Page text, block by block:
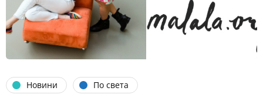
Новини По света